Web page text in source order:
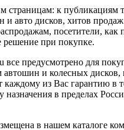
страницам: к публикациям
авто дисков, хитов
посетители,
решение при покупке.
предусмотрено для
автошин и колесных
каждому из Вас гарантию
назначения в пределах
в нашем каталоге